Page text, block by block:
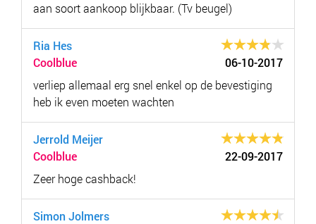
aan soort aankoop blijkbaar. (Tv beugel)
Ria Hes
Coolblue
06-10-2017
verliep allemaal erg snel enkel op de bevestiging
heb ik even moeten wachten
Jerrold Meijer
Coolblue
22-09-2017
Zeer hoge cashback!
Simon Jolmers